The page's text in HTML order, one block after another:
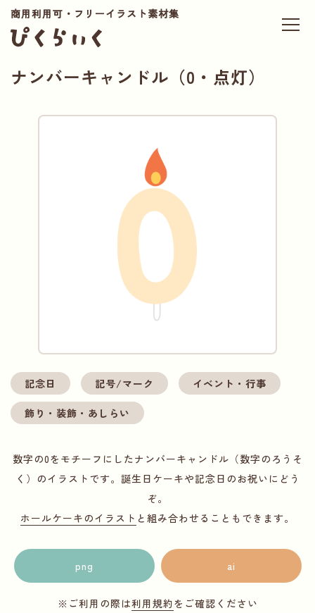
商用利用可・フリーイラスト素材集
ナンバーキャンドル（0・点灯）
記念日 記号/マーク イベント・行事
飾り・装飾・あしらい
数字の0をモチーフにしたナンバーキャンドル（数字のろうそ
く）のイラストです。誕生日ケーキや記念日のお祝いにどう
ぞ。
ホールケーキのイラスト と組み合わせることもできます。
png ai
※ご利用の際は利用規約をご確認ください